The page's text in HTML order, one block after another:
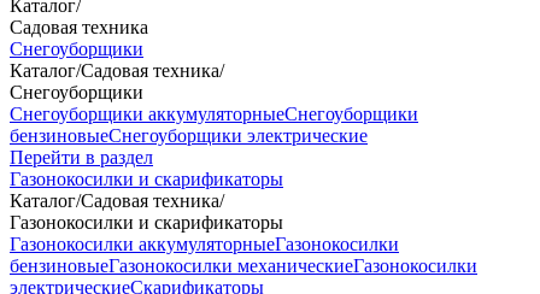
Каталог/
Садовая техника
Снегоуборщики
Каталог/Садовая техника/
Снегоуборщики
Снегоуборщики аккумуляторныеСнегоуборщики
бензиновыеСнегоуборщики электрические
Перейти в раздел
Газонокосилки и скарификаторы
Каталог/Садовая техника/
Газонокосилки и скарификаторы
Газонокосилки аккумуляторныеГазонокосилки
бензиновыеГазонокосилки механическиеГазонокосилки
электрическиеСкарификаторы